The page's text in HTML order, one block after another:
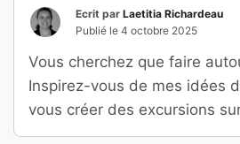
Ecrit par Laetitia Richardeau
Publié le 4 octobre 2025
Vous cherchez que faire
Inspirez-vous de mes idées
vous créer des excursions
Pologne !